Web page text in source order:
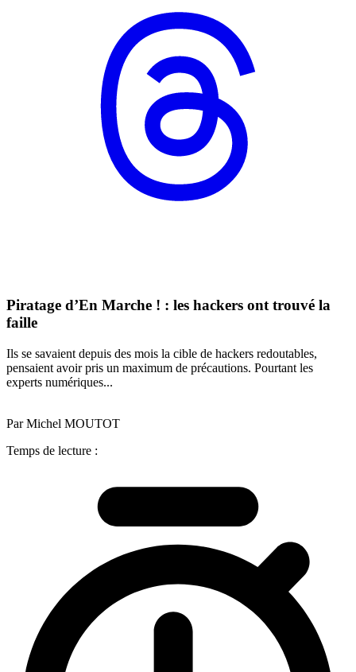
Piratage d’En Marche ! : les hackers ont trouvé la
faille
Ils se savaient depuis des mois la cible de hackers redoutables,
pensaient avoir pris un maximum de précautions. Pourtant les
experts numériques...
Par Michel MOUTOT
Temps de lecture :